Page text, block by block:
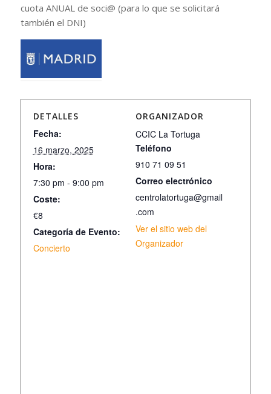
cuota ANUAL de soci@ (para lo que se solicitará
también el DNI)
DETALLES
Fecha:
16 marzo, 2025
Hora:
7:30 pm - 9:00 pm
Coste:
€8
Categoría de Evento:
Concierto
ORGANIZADOR
CCIC La Tortuga
Teléfono
910 71 09 51
Correo electrónico
centrolatortuga@gmail
.com
Ver el sitio web del
Organizador